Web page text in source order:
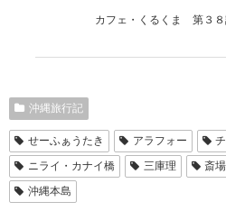
カフェ・くるくま 第３
沖縄旅行記
せーふぁうたき アラフォー
ニライ・カナイ橋
三庫理 斎
沖縄本島